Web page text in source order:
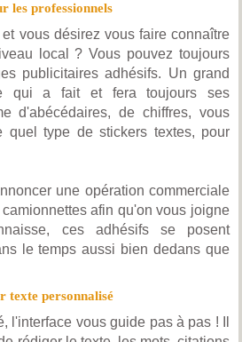
les professionnels
vous désirez vous faire connaître
local ? Vous pouvez toujours
publicitaires adhésifs. Un grand
qui a fait et fera toujours ses
d'abécédaires, de chiffres, vous
quel type de stickers textes, pour
une opération commerciale
afin qu'on vous joigne
ces adhésifs se posent
le temps aussi bien dedans que
texte personnalisé
l'interface vous guide pas à pas ! Il